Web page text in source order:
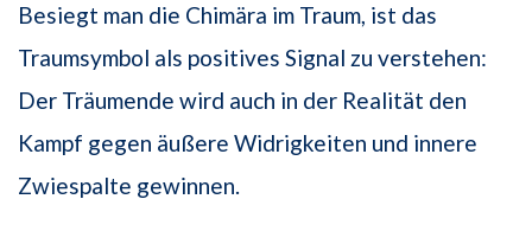
Besiegt man die Chimära im Traum, ist das
Traumsymbol als positives Signal zu verstehen:
Der Träumende wird auch in der Realität den
Kampf gegen äußere Widrigkeiten und innere
Zwiespalte gewinnen.